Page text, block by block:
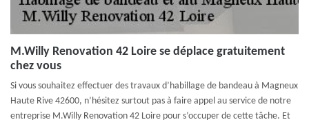
M.Willy Renovation 42 Loire se déplace gratuitement
chez vous
Si vous souhaitez effectuer des travaux d’habillage de bandeau à Magneux
Haute Rive 42600, n’hésitez surtout pas à faire appel au service de notre
entreprise M.Willy Renovation 42 Loire pour s’occuper de cette tâche. Et